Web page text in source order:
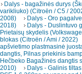
Dalys - bagažinės durys
varikliuko) (Citroën / C5 /
2008)
Dalys - Oro
2018)
Dalys - Duslintuvo
Prietaisų skydelis
blokas (Citroën / Ami / 2022)
apšvietimo plastmasinė
dangtis, Pilnas priekinis
Hečbeko Bagažinės dangtis
2010)
Dalys - Galinis